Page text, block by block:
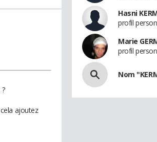
ajoutez
Hasni
profil
Marie
profil
Nom